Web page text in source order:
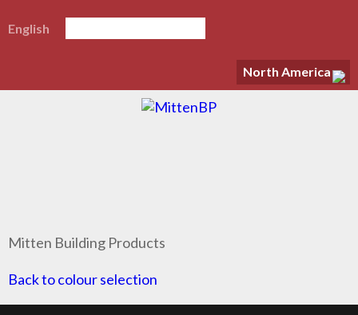
North America
English
Mitten Building Products
Back to colour selection